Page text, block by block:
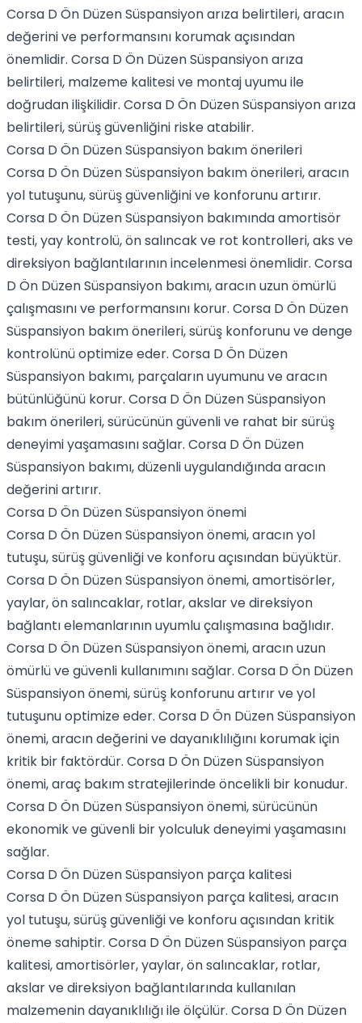
Corsa D Ön Düzen Süspansiyon arıza belirtileri, aracın
değerini ve performansını korumak açısından
önemlidir. Corsa D Ön Düzen Süspansiyon arıza
belirtileri, malzeme kalitesi ve montaj uyumu ile
doğrudan ilişkilidir. Corsa D Ön Düzen Süspansiyon arıza
belirtileri, sürüş güvenliğini riske atabilir.
Corsa D Ön Düzen Süspansiyon bakım önerileri
Corsa D Ön Düzen Süspansiyon bakım önerileri, aracın
yol tutuşunu, sürüş güvenliğini ve konforunu artırır.
Corsa D Ön Düzen Süspansiyon bakımında amortisör
testi, yay kontrolü, ön salıncak ve rot kontrolleri, aks ve
direksiyon bağlantılarının incelenmesi önemlidir. Corsa
D Ön Düzen Süspansiyon bakımı, aracın uzun ömürlü
çalışmasını ve performansını korur. Corsa D Ön Düzen
Süspansiyon bakım önerileri, sürüş konforunu ve denge
kontrolünü optimize eder. Corsa D Ön Düzen
Süspansiyon bakımı, parçaların uyumunu ve aracın
bütünlüğünü korur. Corsa D Ön Düzen Süspansiyon
bakım önerileri, sürücünün güvenli ve rahat bir sürüş
deneyimi yaşamasını sağlar. Corsa D Ön Düzen
Süspansiyon bakımı, düzenli uygulandığında aracın
değerini artırır.
Corsa D Ön Düzen Süspansiyon önemi
Corsa D Ön Düzen Süspansiyon önemi, aracın yol
tutuşu, sürüş güvenliği ve konforu açısından büyüktür.
Corsa D Ön Düzen Süspansiyon önemi, amortisörler,
yaylar, ön salıncaklar, rotlar, akslar ve direksiyon
bağlantı elemanlarının uyumlu çalışmasına bağlıdır.
Corsa D Ön Düzen Süspansiyon önemi, aracın uzun
ömürlü ve güvenli kullanımını sağlar. Corsa D Ön Düzen
Süspansiyon önemi, sürüş konforunu artırır ve yol
tutuşunu optimize eder. Corsa D Ön Düzen Süspansiyon
önemi, aracın değerini ve dayanıklılığını korumak için
kritik bir faktördür. Corsa D Ön Düzen Süspansiyon
önemi, araç bakım stratejilerinde öncelikli bir konudur.
Corsa D Ön Düzen Süspansiyon önemi, sürücünün
ekonomik ve güvenli bir yolculuk deneyimi yaşamasını
sağlar.
Corsa D Ön Düzen Süspansiyon parça kalitesi
Corsa D Ön Düzen Süspansiyon parça kalitesi, aracın
yol tutuşu, sürüş güvenliği ve konforu açısından kritik
öneme sahiptir. Corsa D Ön Düzen Süspansiyon parça
kalitesi, amortisörler, yaylar, ön salıncaklar, rotlar,
akslar ve direksiyon bağlantılarında kullanılan
malzemenin dayanıklılığı ile ölçülür. Corsa D Ön Düzen